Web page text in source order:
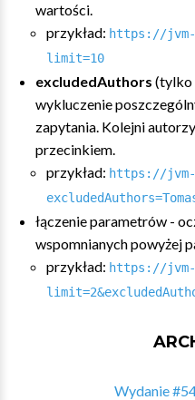
wartości.
przykład: https://jvm-
limit=10
excludedAuthors (tylko
wykluczenie
zapytania. Kolejni
przecinkiem.
przykład: https://jvm-
łączenie parametrów -
wspomnianych powyżej
przykład: https://jvm-
Wydanie